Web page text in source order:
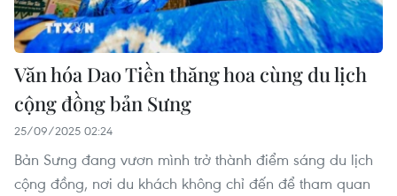
Văn hóa Dao Tiền thăng hoa cùng du lịch
cộng đồng bản Sưng
25/09/2025 02:24
Bản Sưng đang vươn mình trở thành điểm sáng du lịch
cộng đồng, nơi du khách không chỉ đến để tham quan